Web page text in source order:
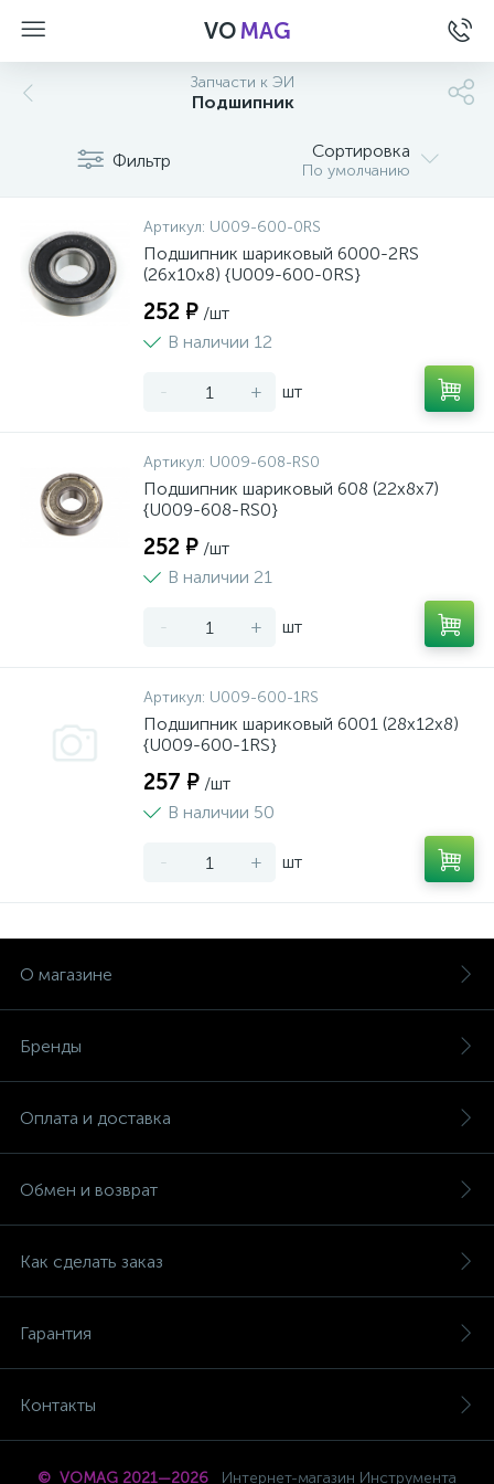
VOMAG
Запчасти к ЭИ
Подшипник
Фильтр Сортировка
По умолчанию
Артикул: U009-600-0RS
Подшипник шариковый 6000-2RS
(26х10х8) {U009-600-0RS}
252 ₽ /шт
В наличии 12
- + шт
Артикул: U009-608-RS0
Подшипник шариковый 608 (22х8х7)
{U009-608-RS0}
252 ₽ /шт
В наличии 21
- + шт
Артикул: U009-600-1RS
Подшипник шариковый 6001 (28х12х8)
{U009-600-1RS}
257 ₽ /шт
В наличии 50
- + шт
О магазине
Бренды
Оплата и доставка
Обмен и возврат
Как сделать заказ
Гарантия
Контакты
© VOMAG 2021—2026 Интернет-магазин Инструмента